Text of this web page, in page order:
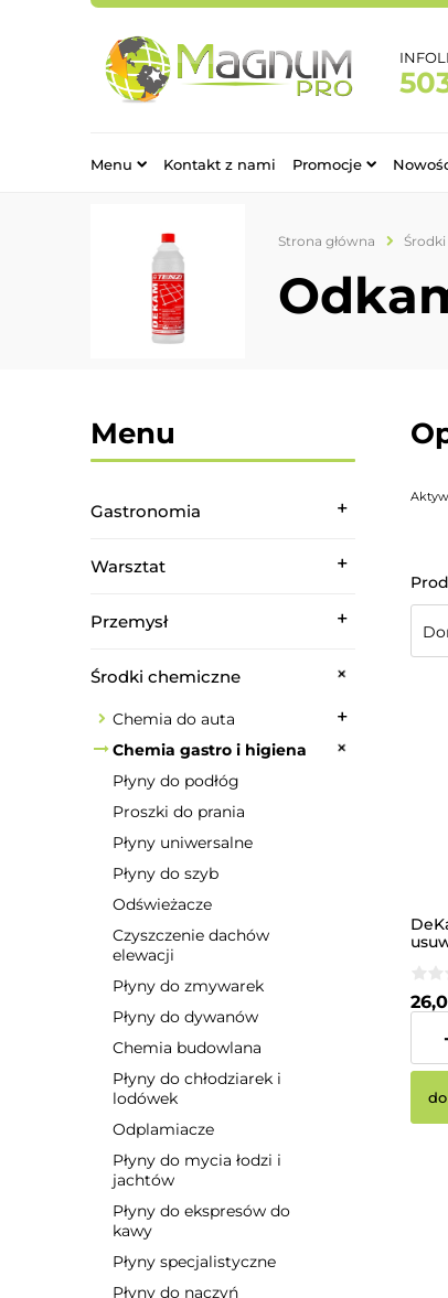
Menu Kontakt z nami Promocje
Strona główna
Menu
Gastronomia
Warsztat
Przemysł
Środki chemiczne
Chemia do auta
Chemia gastro i higiena
Płyny do podłóg
Proszki do prania
Płyny uniwersalne
Płyny do szyb
Odświeżacze
Czyszczenie dachów
elewacji
Płyny do zmywarek
Płyny do dywanów
Chemia budowlana
Płyny do chłodziarek i
lodówek
Odplamiacze
Płyny do mycia łodzi i
jachtów
Płyny do ekspresów do
kawy
Płyny specjalistyczne
Płyny do naczyń